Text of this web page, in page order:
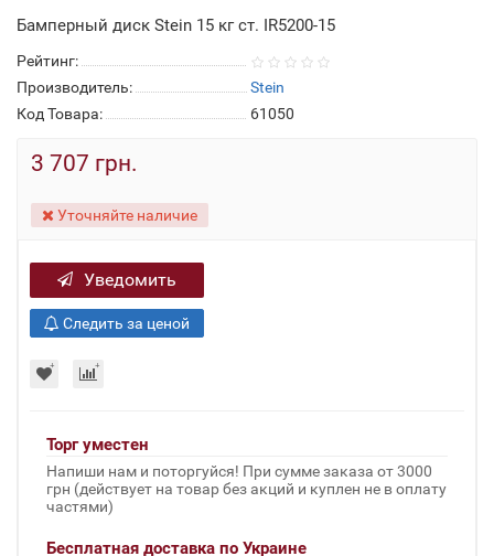
Бамперный диск Stein 15 кг ст. IR5200-15
Рейтинг:
Производитель:
Stein
Код Товара:
61050
3 707 грн.
Уточняйте наличие
Уведомить
Следить за ценой
Торг уместен
Напиши нам и поторгуйся! При сумме заказа от 3000
грн (действует на товар без акций и куплен не в оплату
частями)
Бесплатная доставка по Украине